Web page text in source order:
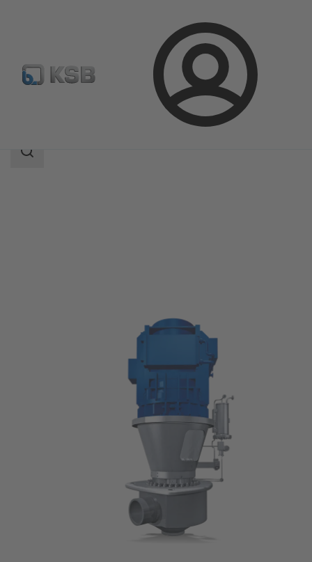
Login
RSR
Sökomfattning